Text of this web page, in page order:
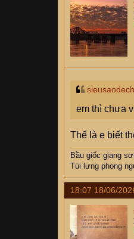
em thì chưa
Thế là e biết
Bầu giốc giang
Túi lưng phong
18:07 18/06/